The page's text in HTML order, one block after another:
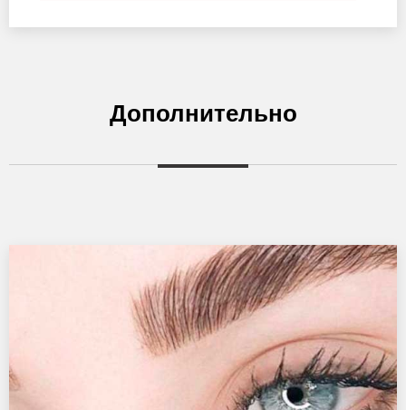
Дополнительно